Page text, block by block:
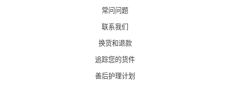
常问问题
联系我们
换货和退款
追踪您的货件
善后护理计划